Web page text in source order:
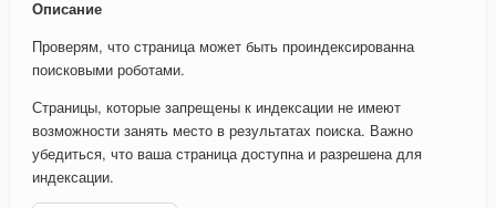
Описание
Проверям, что страница может быть проиндексированна
поисковыми роботами.
Страницы, которые запрещены к индексации не имеют
возможности занять место в результатах поиска. Важно
убедиться, что ваша страница доступна и разрешена для
индексации.